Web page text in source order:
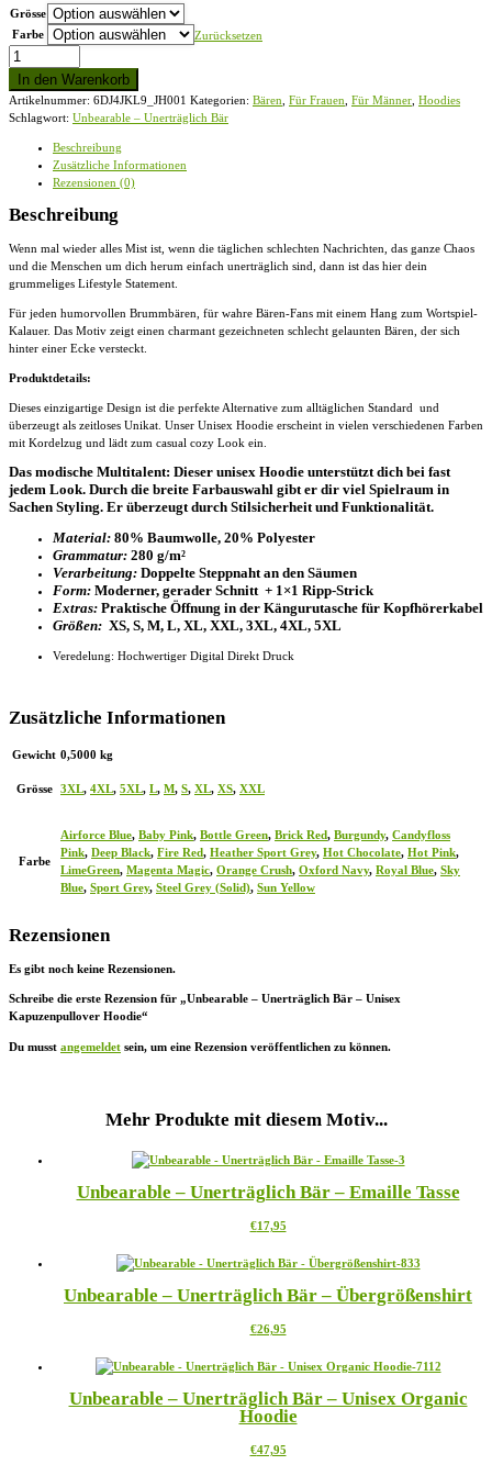
Grösse
Farbe
Zurücksetzen
Unbearable
-
Unerträglich
Bär
-
Kapuzenpullover
In den Warenkorb
Artikelnummer: 6DJ4JKL9_JH001 Kategorien: Bären Für Frauen Für Männer Hoodies
Schlagwort: Unbearable – Unerträglich Bär
Beschreibung
Zusätzliche Informationen
Rezensionen (0)
Beschreibung
Wenn mal wieder alles Mist ist, wenn die täglichen schlechten Nachrichten, das ganze Chaos
und die Menschen um dich herum einfach unerträglich sind, dann ist das hier dein
grummeliges Lifestyle Statement.
Für jeden humorvollen Brummbären, für wahre Bären-Fans mit einem Hang zum Wortspiel-
Kalauer. Das Motiv zeigt einen charmant gezeichneten schlecht gelaunten Bären, der sich
hinter einer Ecke versteckt.
Produktdetails:
Dieses einzigartige Design ist die perfekte Alternative zum alltäglichen Standard und
überzeugt als zeitloses Unikat. Unser Unisex Hoodie erscheint in vielen verschiedenen Farben
mit Kordelzug und lädt zum casual cozy Look ein.
Das modische Multitalent: Dieser unisex Hoodie unterstützt dich bei fast
jedem Look. Durch die breite Farbauswahl gibt er dir viel Spielraum in
Sachen Styling. Er überzeugt durch Stilsicherheit und Funktionalität.
Material: 80% Baumwolle, 20% Polyester
Grammatur: 280 g/m²
Verarbeitung: Doppelte Steppnaht an den Säumen
Form: Moderner, gerader Schnitt + 1×1 Ripp-Strick
Extras: Praktische Öffnung in der Kängurutasche für Kopfhörerkabel
Größen: XS, S, M, L, XL, XXL, 3XL, 4XL, 5XL
Veredelung: Hochwertiger Digital Direkt Druck
Zusätzliche Informationen
Gewicht 0,5000 kg
Grösse 3XL, 4XL, 5XL, L, M, S, XL, XS, XXL
Farbe
Airforce Blue, Baby Pink, Bottle Green, Brick Red, Burgundy, Candyfloss
Pink, Deep Black, Fire Red, Heather Sport Grey, Hot Chocolate, Hot Pink,
LimeGreen, Magenta Magic, Orange Crush, Oxford Navy, Royal Blue, Sky
Blue, Sport Grey, Steel Grey (Solid), Sun Yellow
Rezensionen
Es gibt noch keine Rezensionen.
Schreibe die erste Rezension für „Unbearable – Unerträglich Bär – Unisex
Kapuzenpullover Hoodie“
Du musst angemeldet sein, um eine Rezension veröffentlichen zu können.
Mehr Produkte mit diesem Motiv...
Unbearable – Unerträglich Bär – Emaille Tasse
€17,95Dieses
weist
Varianten
Die
können
der
Produktseite
werden
Unbearable – Unerträglich Bär – Übergrößenshirt
€26,95Dieses
weist
Varianten
auf.
Optionen
Unbearable – Unerträglich Bär – Unisex Organic
Hoodie
€47,95Dieses